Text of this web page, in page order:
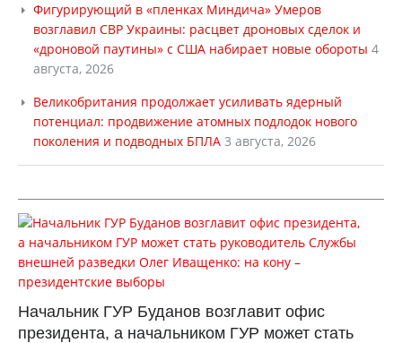
Фигурирующий в «пленках Миндича» Умеров
возглавил СВР Украины: расцвет дроновых сделок и
«дроновой паутины» с США набирает новые обороты 4
августа, 2026
Великобритания продолжает усиливать ядерный
потенциал: продвижение атомных подлодок нового
поколения и подводных БПЛА 3 августа, 2026
Начальник ГУР Буданов возглавит офис
президента, а начальником ГУР может стать